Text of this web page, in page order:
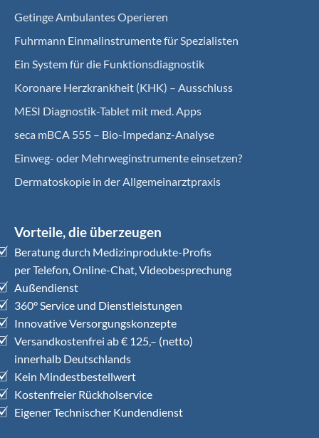
Getinge Ambulantes Operieren
Fuhrmann Einmalinstrumente für Spezialisten
Ein System für die Funktionsdiagnostik
Koro­nare Herz­krank­heit (KHK) – Ausschluss
MESI Diagnostik-Tablet mit med. Apps
seca mBCA 555 – Bio-Impedanz-Analyse
Einweg- oder Mehrweginstrumente einsetzen?
Dermatoskopie in der Allgemeinarztpraxis
Vorteile, die überzeugen
Beratung durch Medizinprodukte-Profis
per Telefon, Online-Chat, Videobesprechung
Außendienst
360° Service und Dienstleistungen
Innovative Versorgungskonzepte
Versandkostenfrei ab € 125,– (netto)
innerhalb Deutschlands
Kein Mindestbestellwert
Kostenfreier Rückholservice
Eigener Technischer Kundendienst